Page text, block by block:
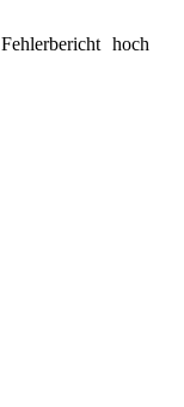
Fehlerbericht hoch